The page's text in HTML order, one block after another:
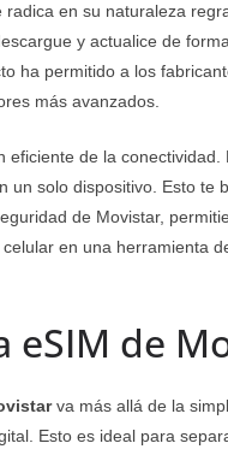
en su naturaleza
y actualice de
ha permitido a los
más avanzados.
eficiente de la
un solo dispositivo. Esto te
de Movistar,
en una herramienta
eSIM de
va más allá de la
Esto es ideal para